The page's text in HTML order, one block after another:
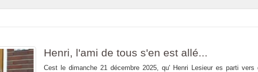
Henri, l'ami de tous s'en est allé...
Cest le dimanche 21 décembre 2025, qu' Henri Lesieur es parti vers